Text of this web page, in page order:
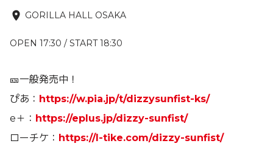
GORILLA HALL OSAKA
OPEN 17:30 / START 18:30
🎫一般発売中！
ぴあ： https://w.pia.jp/t/dizzysunfist-ks/
e＋： https://eplus.jp/dizzy-sunfist/
ローチケ： https://l-tike.com/dizzy-sunfist/